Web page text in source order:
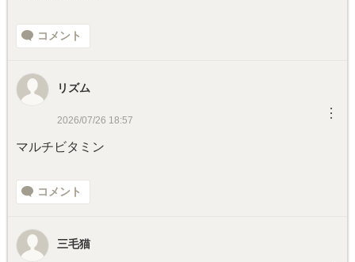
コメント
リズム
2026/07/26 18:57 ︙
マルチビタミン
コメント
三毛猫